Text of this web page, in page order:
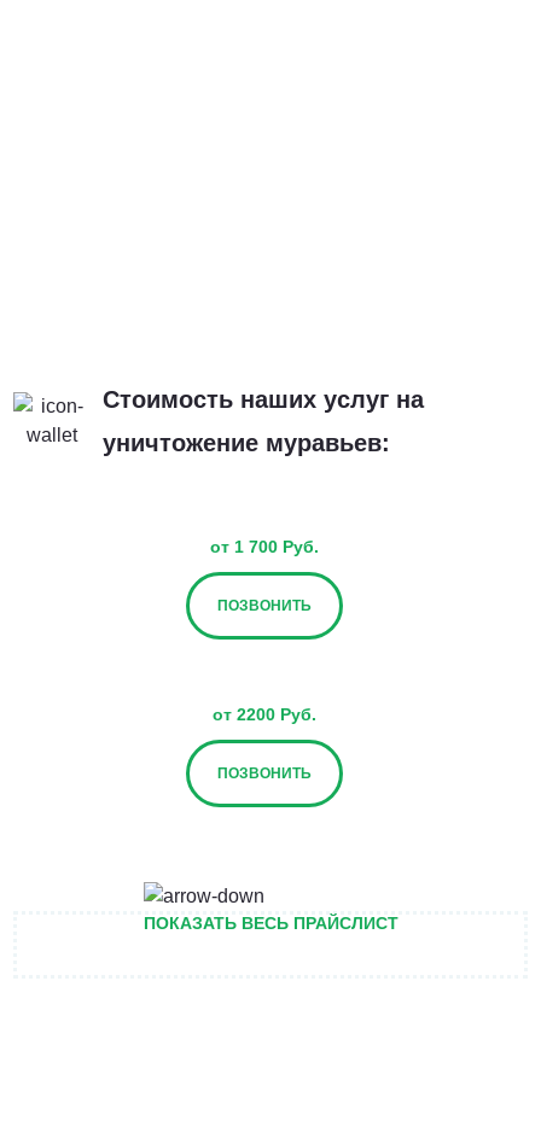
Стоимость наших услуг на
уничтожение муравьев:
от 1 700 Руб.
ПОЗВОНИТЬ
от 2200 Руб.
ПОЗВОНИТЬ
ПОКАЗАТЬ ВЕСЬ ПРАЙСЛИСТ